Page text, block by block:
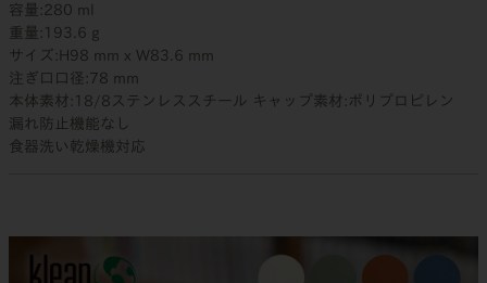
容量:280 ml
重量:193.6 g
サイズ:H98 mm x W83.6 mm
注ぎ口口径:78 mm
本体素材:18/8ステンレススチール キャップ素材:ポリプロピレン
漏れ防止機能なし
食器洗い乾燥機対応